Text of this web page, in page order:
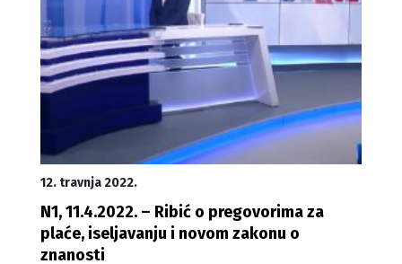
12. travnja 2022.
N1, 11.4.2022. – Ribić o pregovorima za
plaće, iseljavanju i novom zakonu o
znanosti